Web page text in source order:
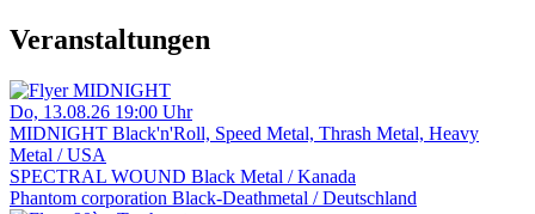
Veranstaltungen
Do, 13.08.26 19:00 Uhr
MIDNIGHT Black'n'Roll, Speed Metal, Thrash Metal, Heavy
Metal / USA
SPECTRAL WOUND Black Metal / Kanada
Phantom corporation Black-Deathmetal / Deutschland